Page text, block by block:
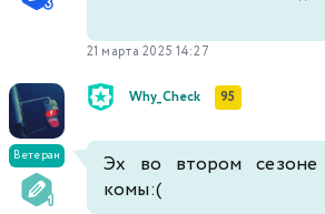
21 марта 2025 14:27
Ветеран
Why_Check 95
Эх во втором сезоне
комы:(